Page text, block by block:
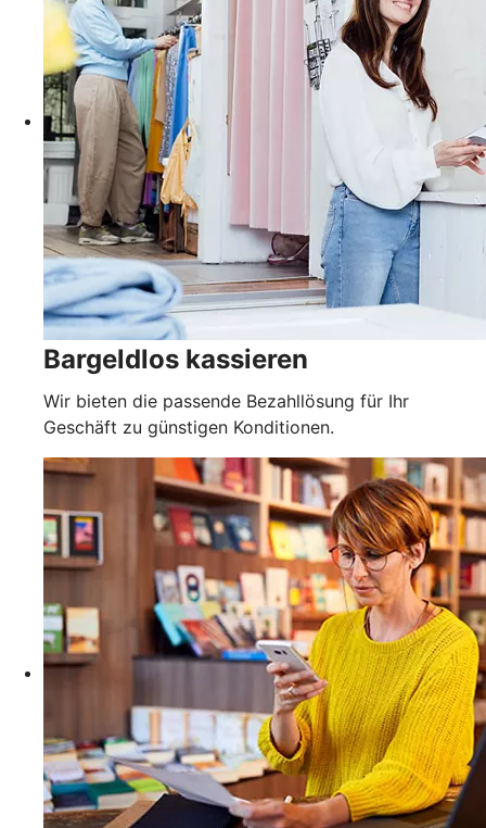
Bargeldlos kassieren
Wir bieten die passende Bezahllösung für Ihr
Geschäft zu günstigen Konditionen.